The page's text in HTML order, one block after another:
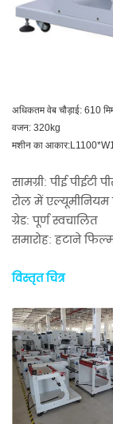
अधिकतम वेब चौड़ाई: 610
वजन: 320kg
मशीन का
सामग्री: पीई पीईटी
रोल में एल्यूमीनियम
ग्रेड: पूर्ण स्वचालित
समारोह: हटाने
विस्तृत चित्र